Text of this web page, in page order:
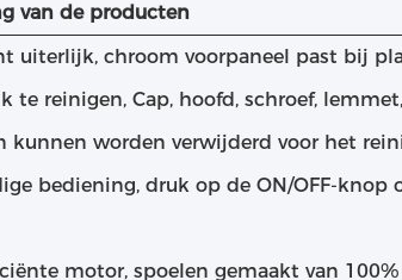
van de producten
uiterlijk, chroom voorpaneel past bij
te reinigen, Cap, hoofd, schroef,
kunnen worden verwijderd voor het
bediening, druk op de ON/OFF-
motor, spoelen gemaakt van